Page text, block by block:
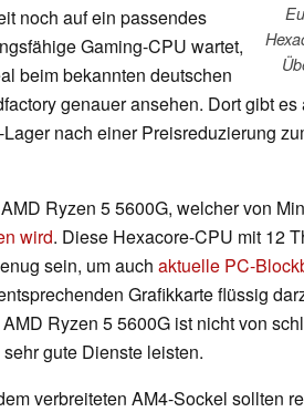
noch auf ein passendes
Gaming-CPU wartet,
beim bekannten deutschen
genauer ansehen. Dort gibt
nach einer Preisreduzierung
Ryzen 5 5600G, welcher von
wird. Diese Hexacore-CPU mit 12
sein, um auch aktuelle PC-
Grafikkarte flüssig
Ryzen 5 5600G ist nicht von
gute Dienste leisten.
verbreiteten AM4-Sockel sollten